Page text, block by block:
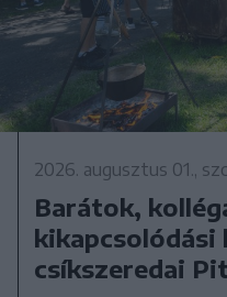
2026. augusztus 01.,
Barátok,
kikapcsolódási
csíkszeredai